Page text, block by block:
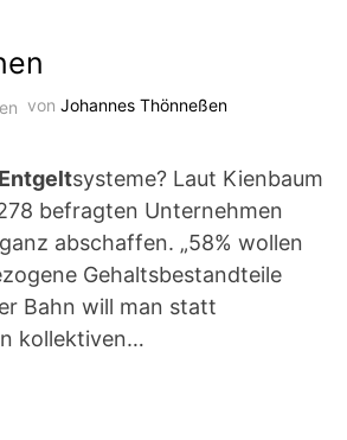
vonJohannes Thönneßen
Entgeltsysteme? Laut Kienbaum
befragten Unternehmen
abschaffen. „58% wollen
Gehaltsbestandteile
Bahn will man statt
kollektiven…